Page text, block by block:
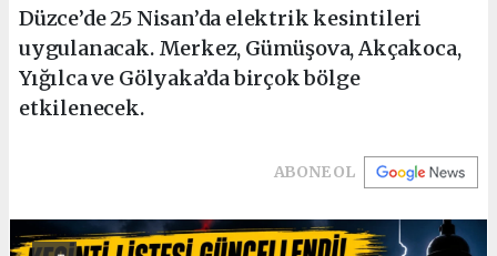
Düzce’de 25 Nisan’da elektrik kesintileri
uygulanacak. Merkez, Gümüşova, Akçakoca,
Yığılca ve Gölyaka’da birçok bölge
etkilenecek.
ABONE OL